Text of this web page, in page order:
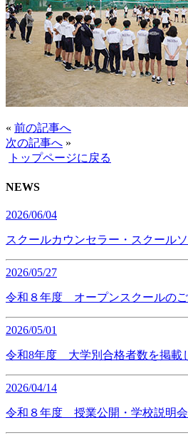
« 前の記事へ
次の記事へ »
トップページに戻る
NEWS
2026/06/04
スクールカウンセラー・スクール
2026/05/27
令和８年度 オープンスクールの
2026/05/01
令和8年度 大学別合格者数を掲載
2026/04/14
令和８年度 授業公開・学校説明